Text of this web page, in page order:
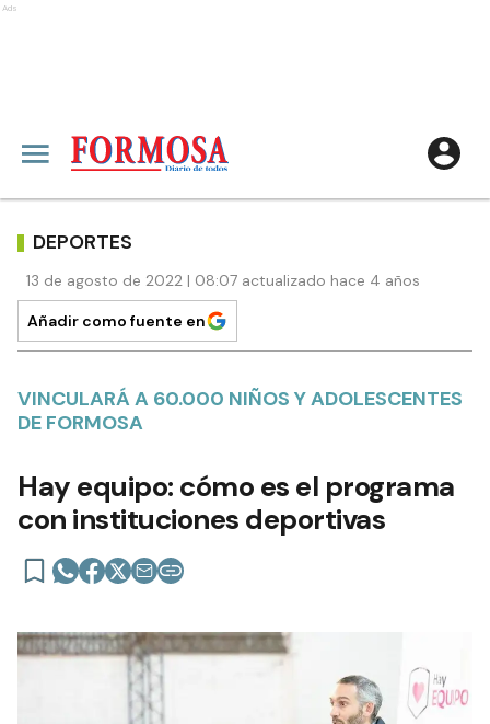
Ads
DEPORTES
13 de agosto de 2022 | 08:07 actualizado hace 4 años
Añadir como fuente en
VINCULARÁ A 60.000 NIÑOS Y ADOLESCENTES
DE FORMOSA
Hay equipo: cómo es el programa
con instituciones deportivas